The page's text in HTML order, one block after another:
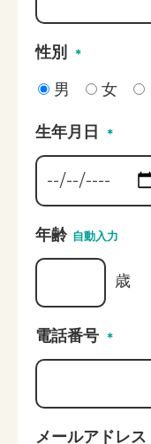
性別 ＊
男 女
生年月日 ＊
年齢 自動入力
歳
電話番号 ＊
メールアドレス